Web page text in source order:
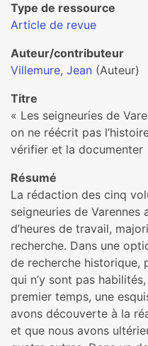
Type de ressource
Article de revue
Auteur/contributeur
Villemure, Jean (Auteur)
Titre
« Les seigneuries de
on ne réécrit pas
vérifier et la documenter
Résumé
La rédaction des cinq
seigneuries de Varennes
d’heures de travail,
recherche. Dans une
de recherche historique,
qui n’y sont pas
premier temps, une
avons découverte à la
et que nous avons